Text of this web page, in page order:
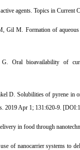
agents. Topics in Current
M. Formation of
bioavailability of
D. Solubilities of pyrene in
2019 Apr 1; 131:620-9. [
in food through
of nanocarrier systems to